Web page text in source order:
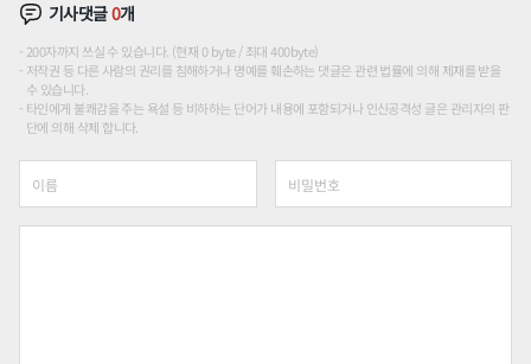
기사댓글0개
200자까지 쓰실 수 있습니다. (현재 0 byte / 최대 400byte)
저작권 등 다른 사람의 권리를 침해하거나 명예를 훼손하는 댓글은 관련 법률에 의해 제재를 받을
수 있습니다.
타인에게 불쾌감을 주는 욕설 등 비하하는 단어가 내용에 포함되거나 인신공격성 글은 관리자의 판
단에 의해 삭제 합니다.